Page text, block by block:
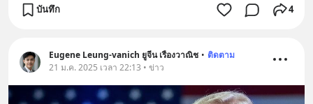
บันทึก 4
Eugene Leung-vanich ยูจีน เรืองวาณิช • ติดตาม
21 ม.ค. 2025 เวลา 22:13 • ข่าว